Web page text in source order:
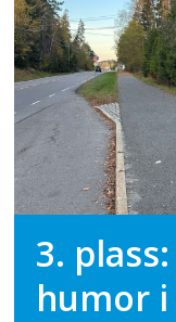
3.
humor